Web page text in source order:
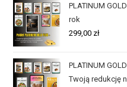
PLATINUM
rok
299,00 zł
PLATINUM
Twoją redukcję